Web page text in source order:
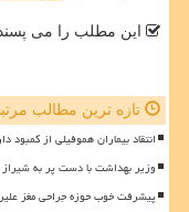
این مطلب را می
تازه ترین مطالب
انتقاد بیماران هموفیلی از
وزیر بهداشت با دست پر به
پیشرفت خوب حوزه جراحی مغز